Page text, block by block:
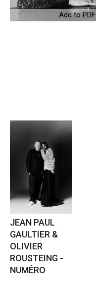
Add to PDF
JEAN PAUL
GAULTIER &
OLIVIER
ROUSTEING -
NUMÉRO